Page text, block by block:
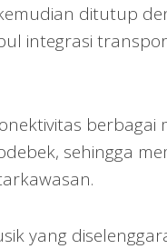
ditutup
integrasi
berbagai
sehingga
yang